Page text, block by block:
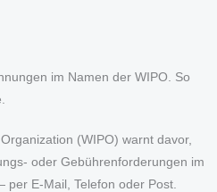
im Namen der WIPO. So
(WIPO) warnt davor,
oder Gebührenforderungen im
E-Mail, Telefon oder Post.